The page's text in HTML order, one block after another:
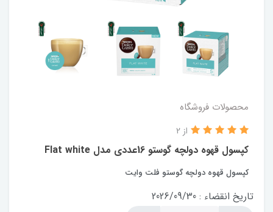
محصولات فروشگاه
کپسول قهوه دولچه گوستو 16عددی مدل Flat white
از 2
کپسول قهوه دولچه گوستو فلت وایت
تاریخ انقضاء : 2026/09/30